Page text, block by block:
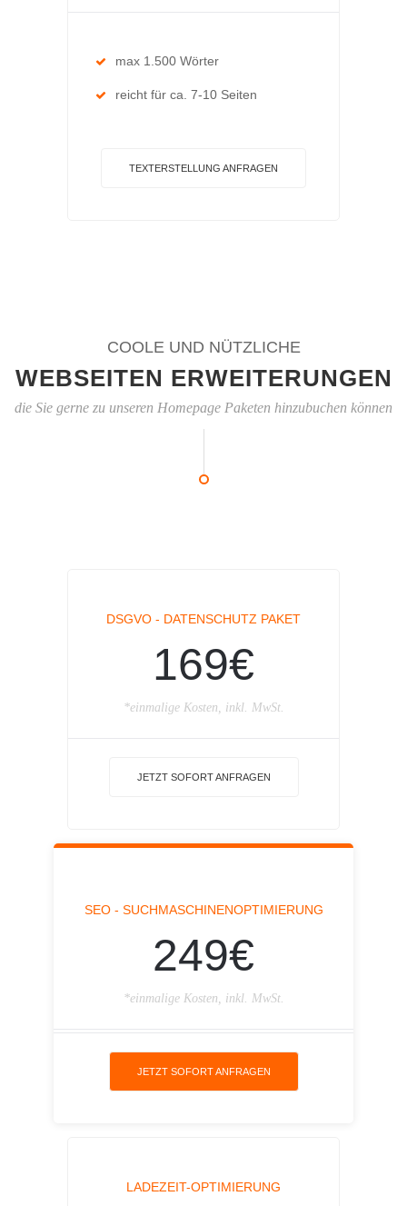
max 1.500 Wörter
reicht für ca. 7-10 Seiten
TEXTERSTELLUNG ANFRAGEN
COOLE UND NÜTZLICHE
WEBSEITEN ERWEITERUNGEN
die Sie gerne zu unseren Homepage Paketen hinzubuchen können
DSGVO - DATENSCHUTZ PAKET
169€
*einmalige Kosten, inkl. MwSt.
JETZT SOFORT ANFRAGEN
SEO - SUCHMASCHINENOPTIMIERUNG
249€
*einmalige Kosten, inkl. MwSt.
JETZT SOFORT ANFRAGEN
LADEZEIT-OPTIMIERUNG